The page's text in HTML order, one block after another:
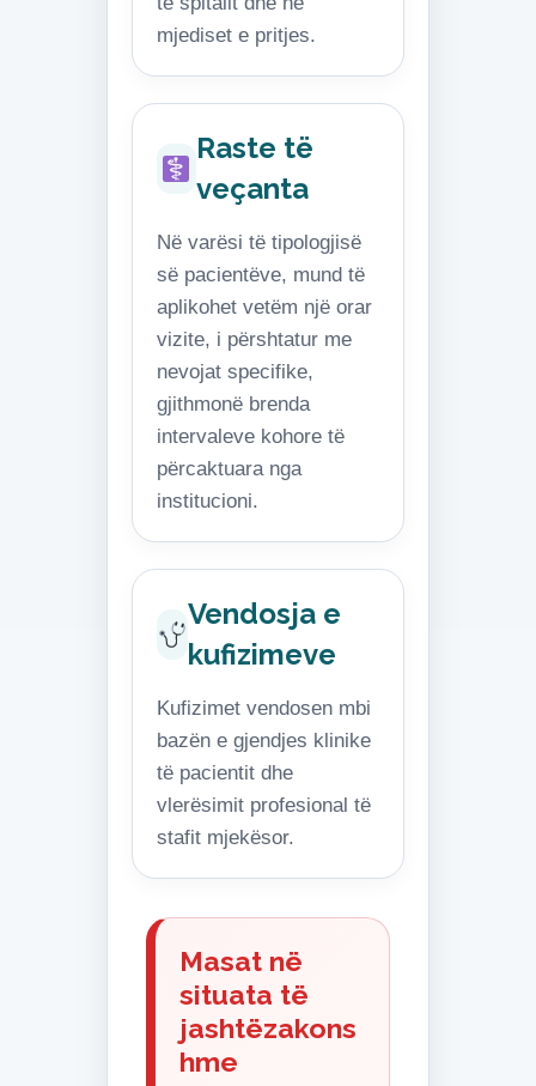
mjediset e pritjes.
Raste të
veçanta
Në varësi të tipologjisë
së pacientëve, mund të
aplikohet vetëm një orar
vizite, i përshtatur me
nevojat specifike,
gjithmonë brenda
intervaleve kohore të
përcaktuara nga
institucioni.
Vendosja e
kufizimeve
Kufizimet vendosen mbi
bazën e gjendjes klinike
të pacientit dhe
vlerësimit profesional të
stafit mjekësor.
Masat në
situata të
jashtëzakons
hme